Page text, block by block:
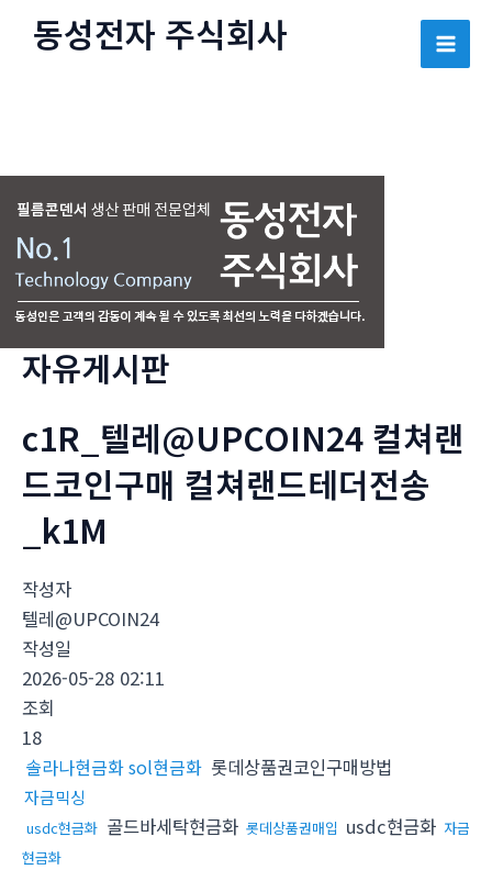
동성전자 주식회사
Main
자유게시판
c1R_텔레@UPCOIN24 컬쳐랜
드코인구매 컬쳐랜드테더전송
_k1M
작성자
텔레@UPCOIN24
작성일
2026-05-28 02:11
조회
18
솔라나현금화 sol현금화 롯데상품권코인구매방법
자금믹싱
usdc현금화 골드바세탁현금화 롯데상품권매입 usdc현금화 자금
현금화